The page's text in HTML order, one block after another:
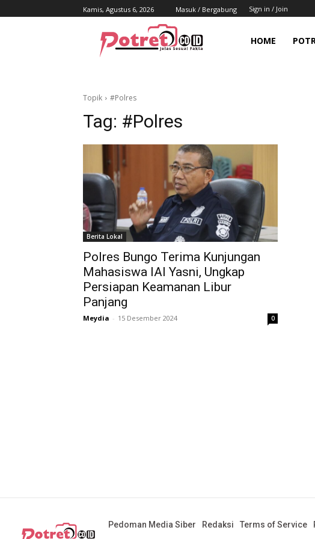
Kamis, Agustus 6, 2026 Masuk / Bergabung Sign in / Join
HOME
Topik #Polres
Tag: #Polres
Berita Lokal
Polres Bungo Terima Kunjungan
Mahasiswa IAI Yasni, Ungkap
Persiapan Keamanan Libur
Panjang
Meydia - 15 Desember 2024 0
Pedoman Media Siber Redaksi Terms of Service